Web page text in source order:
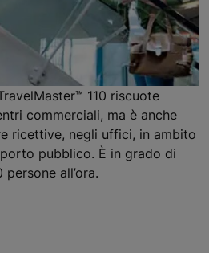
110 riscuote
commerciali, ma è anche
ricettive, negli uffici, in ambito
pubblico. È in grado di
all’ora.